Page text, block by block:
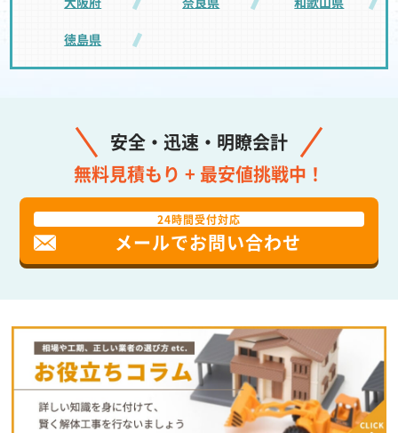
徳島県
安全・迅速・明瞭会計
無料見積もり + 最安値挑戦中！
24時間受付対応
メールでお問い合わせ